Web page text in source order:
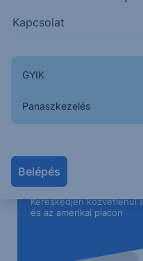
Kapcsolat
GYIK
Panaszkezelés
Belépés
Erste
Kereskedjen közvetlenül
és az amerikai piacon